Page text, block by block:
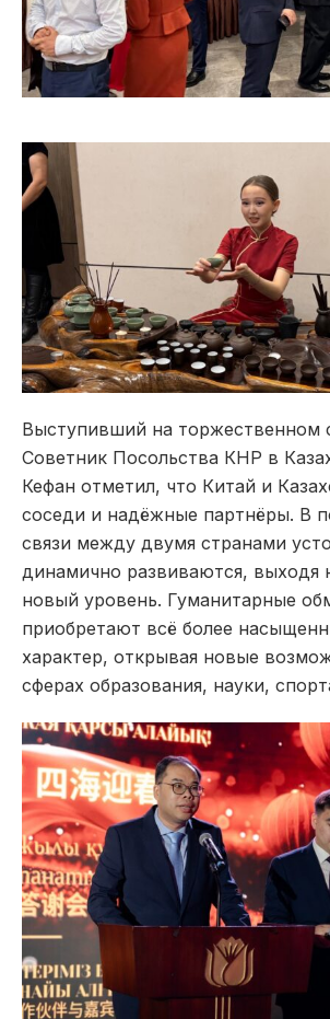
Выступивший на торжественном
Советник Посольства КНР в
Кефан отметил, что Китай и
соседи и надёжные партнёры. В
связи между двумя странами
динамично развиваются, выходя
новый уровень. Гуманитарные
приобретают всё более
характер, открывая новые
сферах образования, науки,